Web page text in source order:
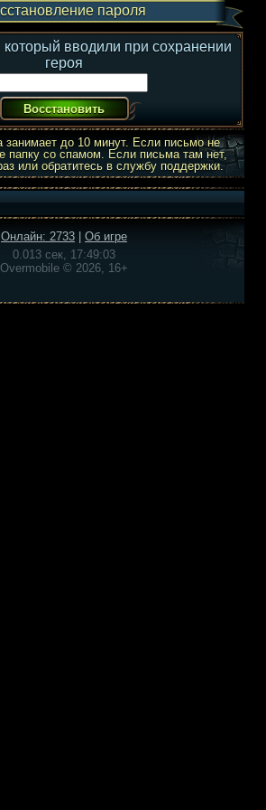
пароля
который вводили при сохранении
героя
занимает до 10 минут. Если письмо не
папку со спамом. Если письма там нет,
или обратитесь в службу поддержки.
Онлайн: 2733
Об игре
0.013 сек, 17:49:03
Overmobile © 2026, 16+